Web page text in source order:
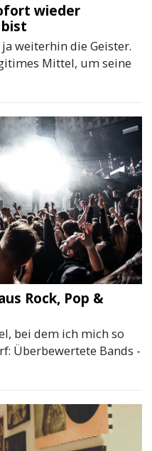
wieder
weiterhin die Geister.
Mittel, um seine
Rock, Pop &
bei dem ich mich so
Überbewertete Bands -